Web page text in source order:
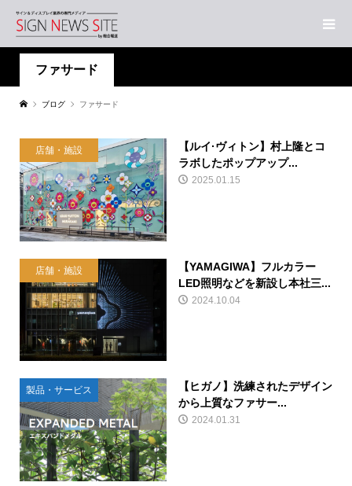
ファサード
ブログ ファサード
店舗・施設
【ルイ·ヴィトン】村上隆とコ
ラボしたポップアップ...
2025.01.15
店舗・施設
【YAMAGIWA】フルカラー
LED照明などを新設し本社三...
2024.10.04
製品・サービス
【ヒガノ】洗練されたデザイン
から上質なファサー...
2024.01.31